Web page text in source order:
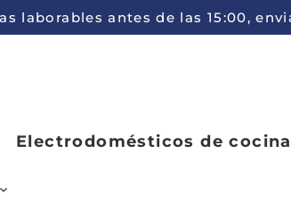
laborables antes de las 15:00,
Electrodomésticos de cocina